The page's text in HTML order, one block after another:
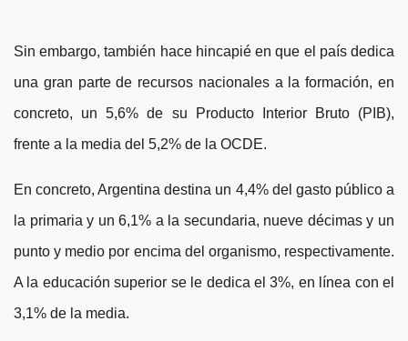
Sin embargo, también hace hincapié en que el país dedica
una gran parte de recursos nacionales a la formación, en
concreto, un 5,6% de su Producto Interior Bruto (PIB),
frente a la media del 5,2% de la OCDE.
En concreto, Argentina destina un 4,4% del gasto público a
la primaria y un 6,1% a la secundaria, nueve décimas y un
punto y medio por encima del organismo, respectivamente.
A la educación superior se le dedica el 3%, en línea con el
3,1% de la media.